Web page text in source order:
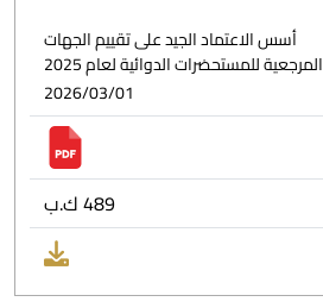
أسس الاعتماد الجيد على تقييم الجهات
المرجعية للمستحضرات الدوائية لعام 2025
2026/03/01
489 ك.ب